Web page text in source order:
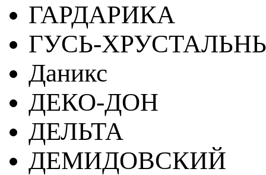
ГАРДАРИКА
ГУСЬ-
Даникс
ДЕКО-ДОН
ДЕЛЬТА
ДЕМИДОВСКИЙ